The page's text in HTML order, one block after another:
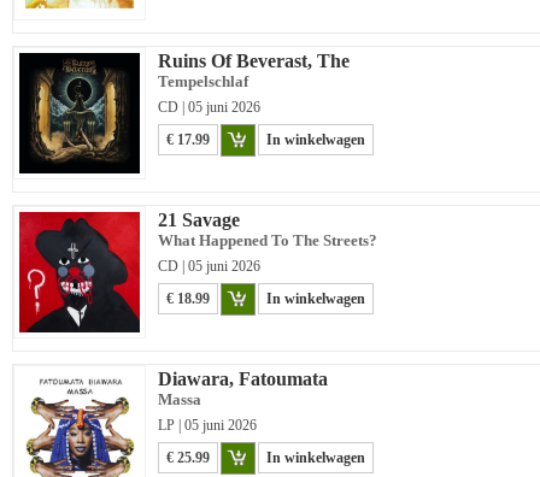
Ruins Of Beverast, The
Tempelschlaf
CD | 05 juni 2026
€ 17.99
In winkelwagen
21 Savage
What Happened To The Streets?
CD | 05 juni 2026
€ 18.99
In winkelwagen
Diawara, Fatoumata
Massa
LP | 05 juni 2026
€ 25.99
In winkelwagen